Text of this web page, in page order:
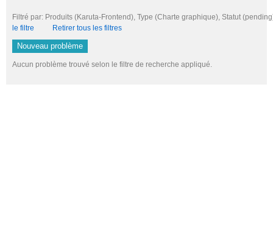
Filtré par: Produits (Karuta-Frontend), Type (Charte graphique), Statut
le filtre
Retirer tous les filtres
Nouveau problème
Aucun problème trouvé selon le filtre de recherche appliqué.